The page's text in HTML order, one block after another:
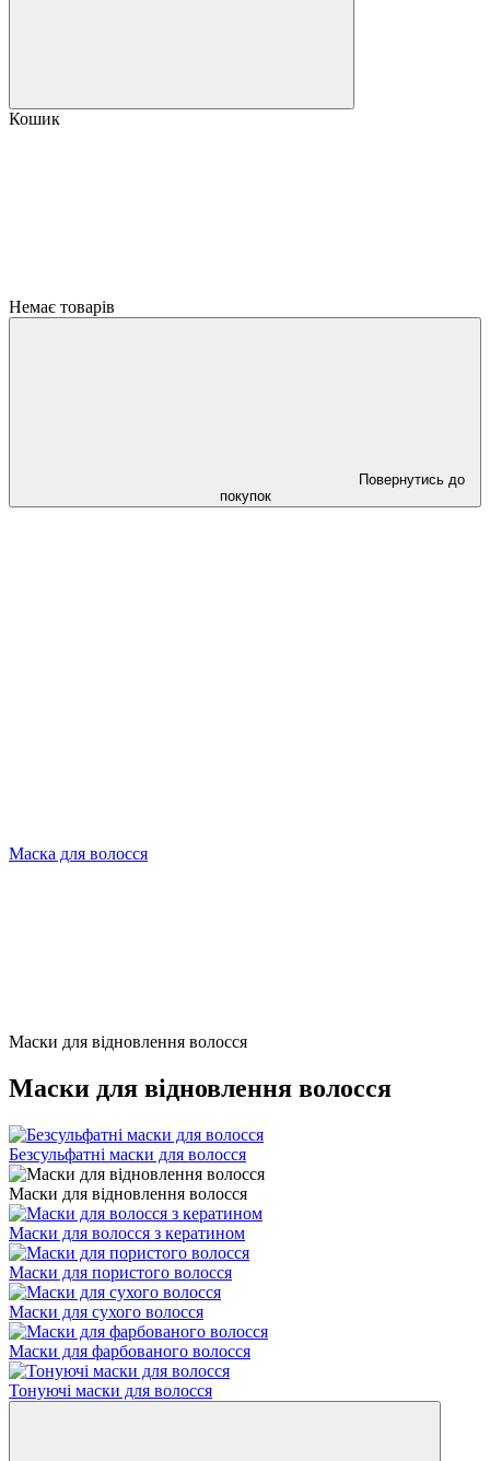
Кошик
Немає товарів
Повернутись до
покупок
Маска для волосся
Маски для відновлення волосся
Маски для відновлення волосся
Безсульфатні маски для волосся
Маски для відновлення волосся
Маски для волосся з кератином
Маски для пористого волосся
Маски для сухого волосся
Маски для фарбованого волосся
Тонуючі маски для волосся